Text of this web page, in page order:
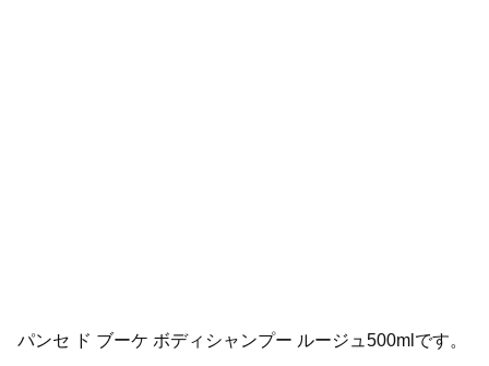
パンセ ド ブーケ ボディシャンプー ルージュ500mlです。